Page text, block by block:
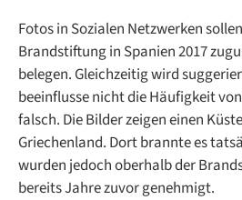
Fotos in Sozialen Netzwerken
Brandstiftung in Spanien 2017
belegen. Gleichzeitig wird
beeinflusse nicht die Häufigkeit
falsch. Die Bilder zeigen einen
Griechenland. Dort brannte es
wurden jedoch oberhalb der
bereits Jahre zuvor genehmigt.